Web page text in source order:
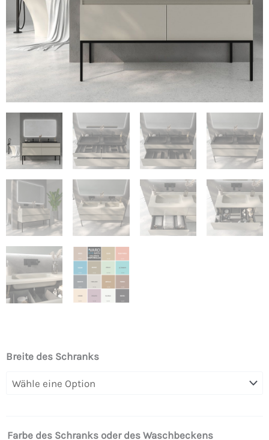
€746 €140.72
Breite des Schranks
Farbe des Schranks oder des Waschbeckens
DUNE
mit